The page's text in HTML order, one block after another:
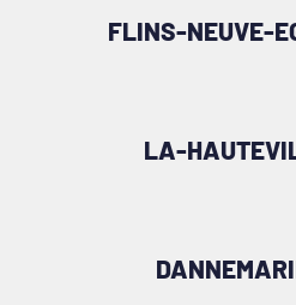
FLINS-NEUVE-
LA-